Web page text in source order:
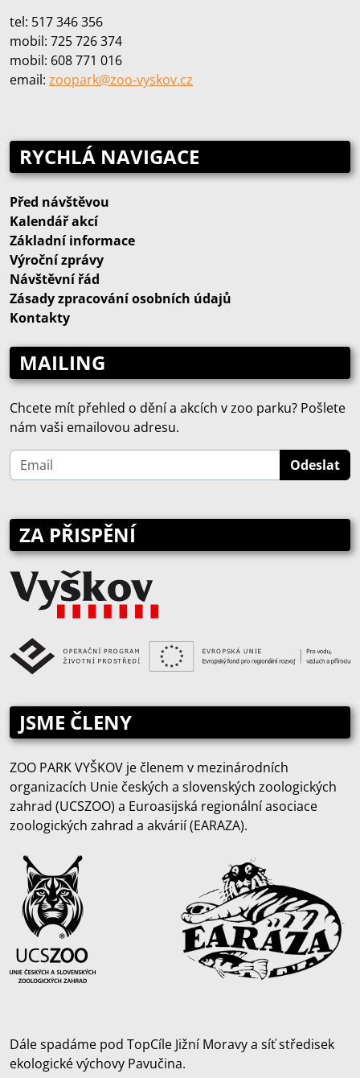
tel: 517 346 356
mobil: 725 726 374
mobil: 608 771 016
email: zoopark@zoo‑vyskov.cz
RYCHLÁ NAVIGACE
Před návštěvou
Kalendář akcí
Základní informace
Výroční zprávy
Návštěvní řád
Zásady zpracování osobních údajů
Kontakty
MAILING
Chcete mít přehled o dění a akcích v zoo parku? Pošlete
nám vaši emailovou adresu.
ZA PŘISPĚNÍ
JSME ČLENY
ZOO PARK VYŠKOV je členem v mezinárodních
organizacích Unie českých a slovenských zoologických
zahrad (UCSZOO) a Euroasijská regionální asociace
zoologických zahrad a akvárií (EARAZA).
Dále spadáme pod TopCíle Jižní Moravy a síť středisek
ekologické výchovy Pavučina.